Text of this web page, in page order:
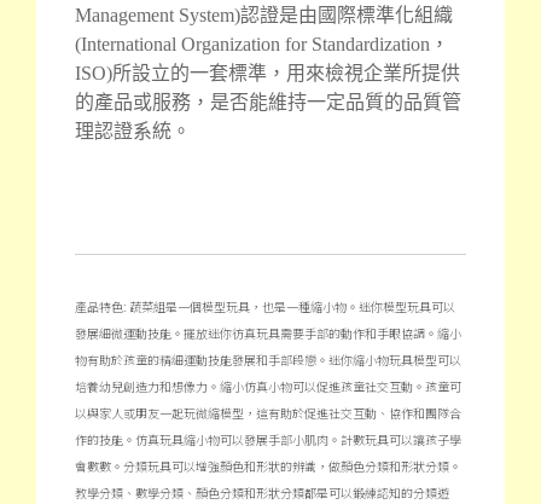
Management System)認證是由國際標準化組織
(International Organization for Standardization，
ISO)所設立的一套標準，用來檢視企業所提供
的產品或服務，是否能維持一定品質的品質管
理認證系統。
產品特色: 蔬菜組是一個模型玩具，也是一種縮小物。迷你模型玩具可以
發展細微運動技能。擺放迷你彷真玩具需要手部的動作和手眼協調。 縮小
物有助於孩童的精細運動技能發展和手部段戀。 迷你縮小物玩具模型可以
培養幼兒創造力和想像力。縮小仿真小物可以促進孩童社交互動。孩童可
以與家人或朋友一起玩微縮模型，這有助於促進社交互動、協作和團隊合
作的技能。仿真玩具縮小物可以發展手部小肌肉。計數玩具可以讓孩子學
會數數。分類玩具可以增強顏色和形狀的辨識，做顏色分類和形狀分類。
教學分類、數學分類、顏色分類和形狀分類都是可以鍛練認知的分類遊